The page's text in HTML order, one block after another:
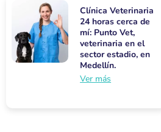
Clínica Veterinaria
24 horas cerca de
mí: Punto Vet,
veterinaria en el
sector estadio, en
Medellín.
Ver más